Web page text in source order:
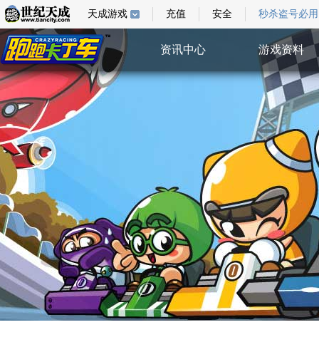
天成游戏 充值 安全 秒杀盗号必用
资讯中心 游戏资料
综合新闻
游戏指南
游戏壁纸
视频中心
特权验证